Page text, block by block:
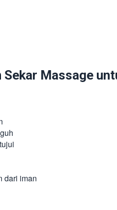
Massage
dari iman